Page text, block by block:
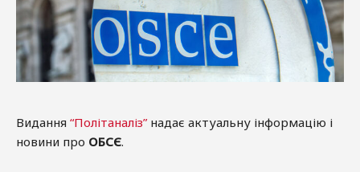
Видання “Політаналіз” надає актуальну інформацію і
новини про ОБСЄ.